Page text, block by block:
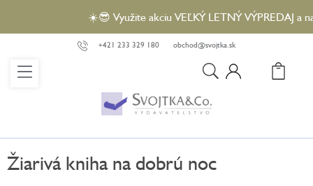
obsah
☀️😎 Využite akciu VEĽKÝ LETNÝ VÝPREDAJ a
+421 233 329 180 obchod@svojtka.sk
Žiarivá kniha na dobrú noc